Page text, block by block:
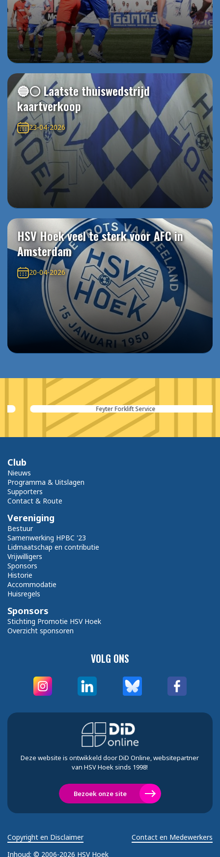
🔵⚪️ Laatste thuiswedstrijd
kaartverkoop
23-04-2026
HSV Hoek veel te sterk voor AFC in
Amsterdam
20-04-2026
Feyter Forklift Service
VOLG ONS
Club
Nieuws
Programma & Uitslagen
Supporters
Contact & Route
Vereniging
Bestuur
Samenwerking HPBC '23
Lidmaatschap en contributie
Vrijwilligers
Sponsors
Historie
Accommodatie
Huisregels
Sponsors
Stichting Promotie HSV Hoek
Overzicht sponsoren
Deze website is ontwikkeld door DiD Online, websitepartner
van HSV Hoek sinds 1998!
Bezoek onze site
Inhoud: © 2006-2026 HSV Hoek
Copyright en Disclaimer Contact en Medewerkers